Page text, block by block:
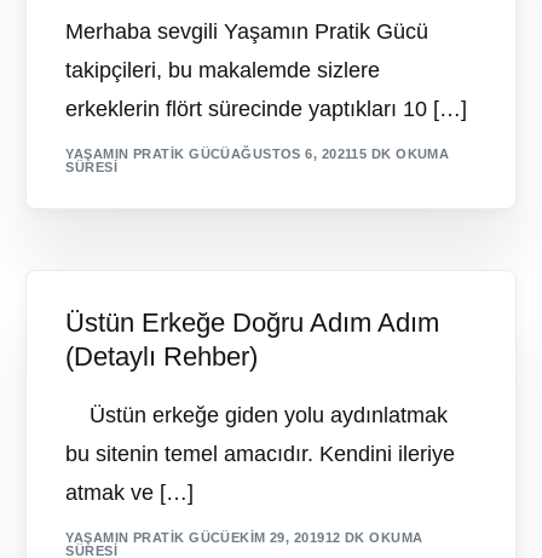
Merhaba sevgili Yaşamın Pratik Gücü
takipçileri, bu makalemde sizlere
erkeklerin flört sürecinde yaptıkları 10 […]
YAŞAMIN PRATIK GÜCÜAĞUSTOS 6, 202115 DK OKUMA
SÜRESI
Üstün Erkeğe Doğru Adım Adım
(Detaylı Rehber)
Üstün erkeğe giden yolu aydınlatmak
bu sitenin temel amacıdır. Kendini ileriye
atmak ve […]
YAŞAMIN PRATIK GÜCÜEKIM 29, 201912 DK OKUMA
SÜRESI